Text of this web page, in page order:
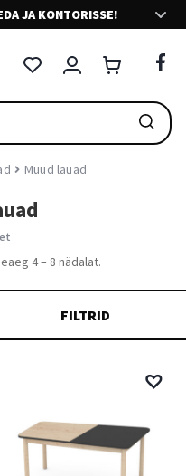
JA KONTORISSE!
e-arveid Omniva
Muud lauad
4 – 8 nädalat.
FILTRID